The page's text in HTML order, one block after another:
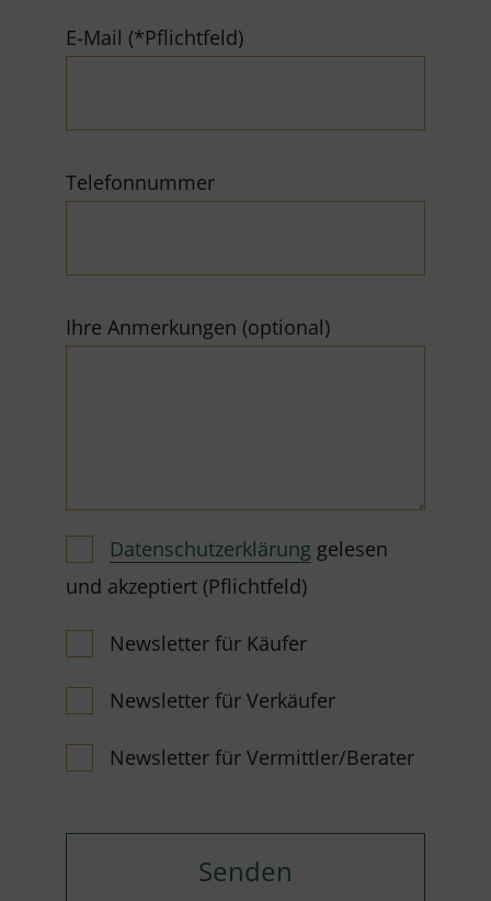
E-Mail (*Pflichtfeld)
Telefonnummer
Ihre Anmerkungen (optional)
Datenschutzerklärung gelesen
und akzeptiert (Pflichtfeld)
Newsletter für Käufer
Newsletter für Verkäufer
Newsletter für Vermittler/Berater